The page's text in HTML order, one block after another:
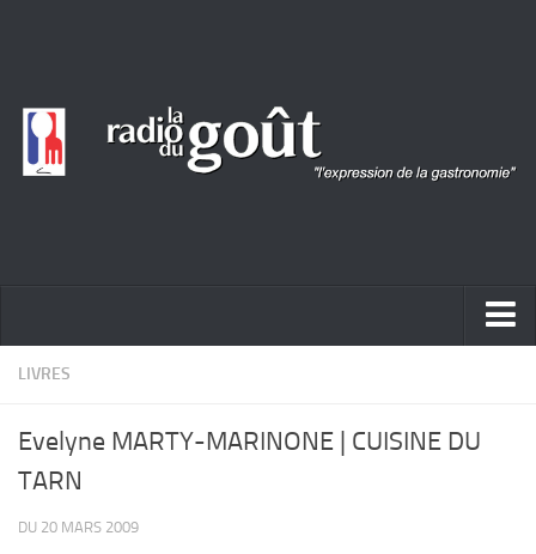
ACTUALITÉ
PORTRAITS
LIVRES
Evelyne MARTY-MARINONE | CUISINE DU
TARN
DU 20 MARS 2009